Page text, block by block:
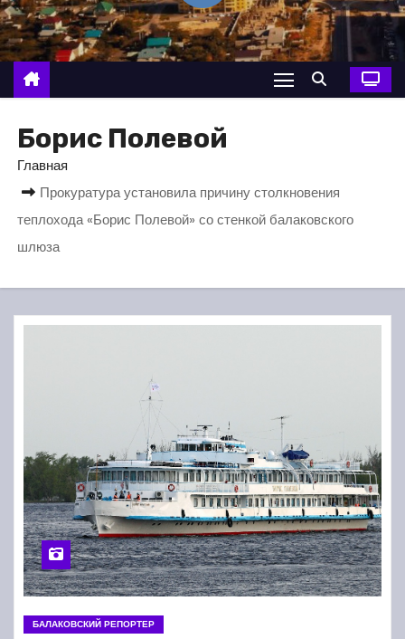
о
м
у
Борис Полевой
Главная
Прокуратура установила причину столкновения
теплохода «Борис Полевой» со стенкой балаковского
шлюза
БАЛАКОВСКИЙ РЕПОРТЕР